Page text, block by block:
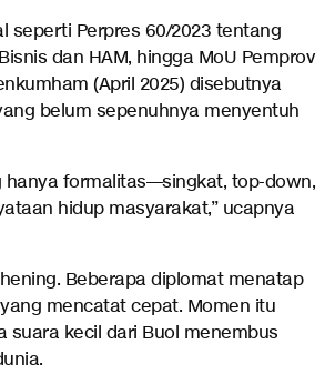
seperti Perpres 60/2023 tentang
dan HAM, hingga MoU Pemprov
(April 2025) disebutnya
belum sepenuhnya menyentuh
hanya formalitas—singkat, top-down,
hidup masyarakat,” ucapnya
Beberapa diplomat menatap
mencatat cepat. Momen itu
suara kecil dari Buol menembus